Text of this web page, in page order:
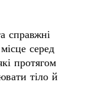
справжні
серед
протягом
тіло й